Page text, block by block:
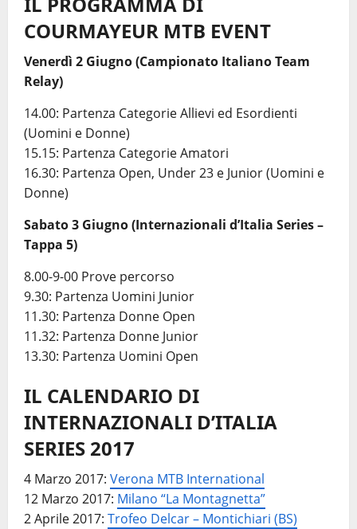
COURMAYEUR MTB EVENT
Venerdì 2 Giugno (Campionato Italiano Team
Relay)
14.00: Partenza Categorie Allievi ed Esordienti
(Uomini e Donne)
15.15: Partenza Categorie Amatori
16.30: Partenza Open, Under 23 e Junior (Uomini e
Donne)
Sabato 3 Giugno (Internazionali d’Italia Series –
Tappa 5)
8.00-9-00 Prove percorso
9.30: Partenza Uomini Junior
11.30: Partenza Donne Open
11.32: Partenza Donne Junior
13.30: Partenza Uomini Open
IL CALENDARIO DI
INTERNAZIONALI D’ITALIA
SERIES 2017
4 Marzo 2017: Verona MTB International
12 Marzo 2017: Milano “La Montagnetta”
2 Aprile 2017: Trofeo Delcar – Montichiari (BS)